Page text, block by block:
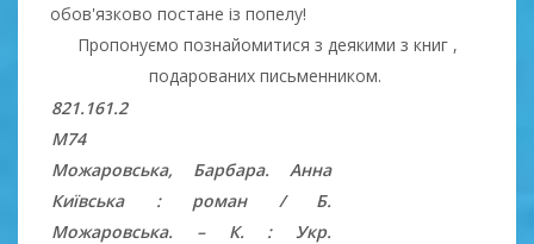
обов'язково постане із попелу!
Пропонуємо познайомитися з деякими з книг ,
подарованих письменником.
821.161.2
М74
Можаровська, Барбара. Анна
Київська : роман / Б.
Можаровська. – К. : Укр.